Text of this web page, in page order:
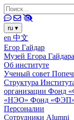
ru ▾
en 中文
Егор Гайдар
Музей Егора Гайдара
Об институте
Ученый совет
Структура
организации Фонд
«НЭО» Фонд
Персоналии
Сотрудники Alumni